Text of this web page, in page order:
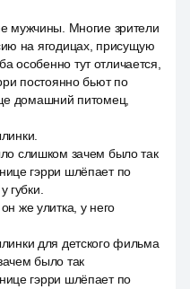
мужчины. Многие зрители
на ягодицах, присущую
особенно тут отличается,
постоянно бьют по
домашний питомец,
слишком зачем было так
гэрри шлёпает по
губки.
же улитка, у него
для детского фильма
было так
гэрри шлёпает по